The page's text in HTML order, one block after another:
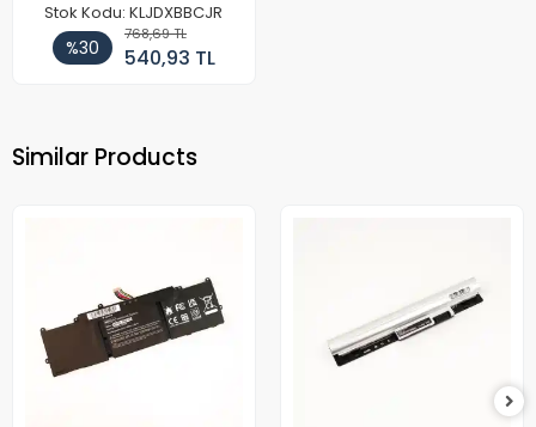
Stok Kodu: KLJDXBBCJR
%30
768,69 TL
540,93 TL
Similar Products